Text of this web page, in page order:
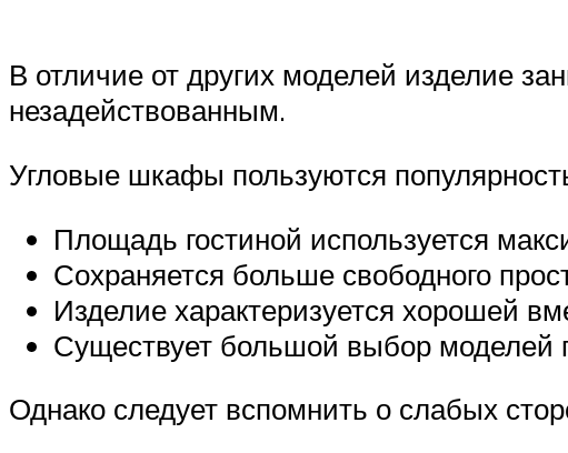
В отличие от других моделей изделие
незадействованным.
Угловые шкафы пользуются
Площадь гостиной используется
Сохраняется больше свободного
Изделие характеризуется хорошей
Существует большой выбор моделей
Однако следует вспомнить о слабых